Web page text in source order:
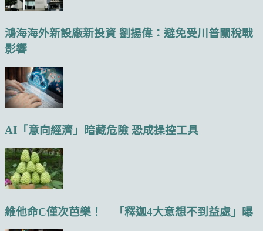
鴻海海外新設廠新投資 劉揚偉：避免受川普關稅戰
影響
AI「意向經濟」暗藏危險 恐成操控工具
維他命C僅次芭樂！ 「釋迦4大意想不到益處」曝